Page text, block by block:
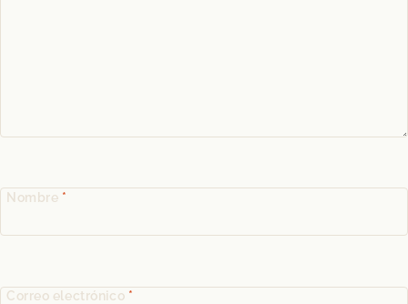
Nombre *
Correo electrónico *